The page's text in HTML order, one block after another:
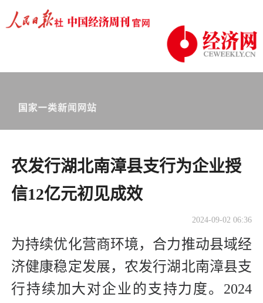
农发行湖北南漳县支行为企业授
信12亿元初见成效
2024-09-02 06:36
为持续优化营商环境，合力推动县域经
济健康稳定发展，农发行湖北南漳县支
行持续加大对企业的支持力度。2024